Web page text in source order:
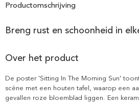
Productomschrijving
Breng rust en schoonheid in
Over het product
De poster 'Sitting In The Morning Sun'
scène met een houten tafel, waarop een
gevallen roze bloemblad liggen. Een